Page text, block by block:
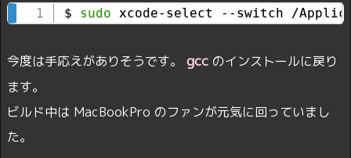
$ sudo xcode-select --switch /
今度は手応えがありそうです。 gcc のインストールに戻り
ます。
ビルド中は MacBookPro のファンが元気に回っていまし
た。